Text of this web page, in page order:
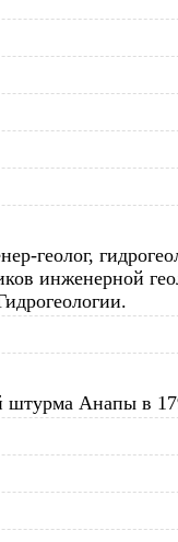
геолог,
инженерной
штурма Анапы в